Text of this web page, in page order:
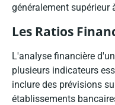
généralement supérieur
Les Ratios
L'analyse financière
plusieurs indicateurs
inclure des prévisions
établissements